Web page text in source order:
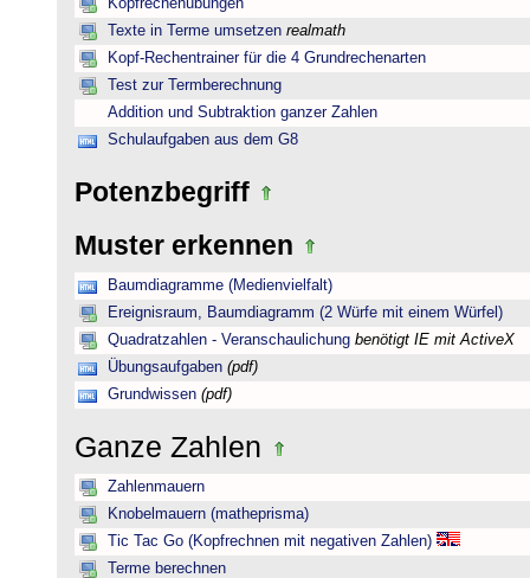
Kopfrechenübungen
Texte in Terme umsetzen realmath
Kopf-Rechentrainer für die 4 Grundrechenarten
Test zur Termberechnung
Addition und Subtraktion ganzer Zahlen
Schulaufgaben aus dem G8
Potenzbegriff
Muster erkennen
Baumdiagramme (Medienvielfalt)
Ereignisraum, Baumdiagramm (2 Würfe mit einem Würfel)
Quadratzahlen - Veranschaulichung benötigt IE mit ActiveX
Übungsaufgaben (pdf)
Grundwissen (pdf)
Ganze Zahlen
Zahlenmauern
Knobelmauern (matheprisma)
Tic Tac Go (Kopfrechnen mit negativen Zahlen)
Terme berechnen